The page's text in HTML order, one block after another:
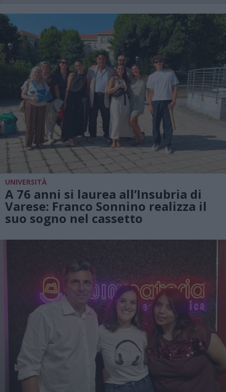
UNIVERSITÀ
A 76 anni si laurea all’Insubria di
Varese: Franco Sonnino realizza il
suo sogno nel cassetto